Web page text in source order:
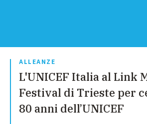
ALLEANZE
L'UNICEF Italia al Link
Festival di Trieste per
80 anni dell’UNICEF